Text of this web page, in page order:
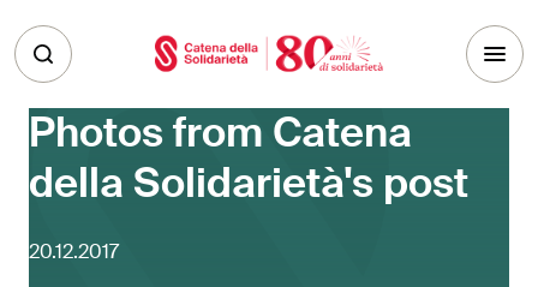
Photos from Catena
della Solidarietà's post
20.12.2017